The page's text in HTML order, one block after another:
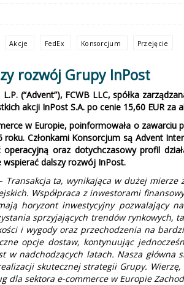
Akcje FedEx Konsorcjum Przejęcie
rozwój Grupy InPost
(“Advent”), FCWB LLC, spółka
akcji InPost S.A. po cenie 15,60 EUR za
w Europie, poinformowała o
Członkami Konsorcjum są Advent
oraz dotychczasowy profil
dalszy rozwój InPost.
Transakcja ta, wynikająca w dużej mierze
Współpraca z inwestorami
horyzont inwestycyjny pozwalający
sprzyjających trendów rynkowych,
i wygody oraz przechodzenia na
opcje dostaw, kontynuując
w nadchodzących latach. Nasza
skutecznej strategii Grupy.
dla sektora e-commerce w Europie